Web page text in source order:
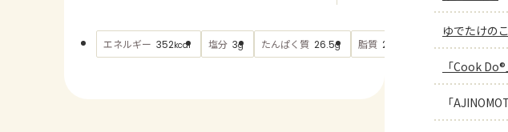
エネルギー 352kcal 塩分 3g たんぱく質 26.5g 脂質 21.1 もっと見る
ゆでたけのこ
「Cook
「